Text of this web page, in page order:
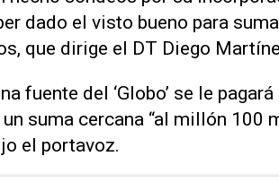
dado el visto bueno para
que dirige el DT Diego
fuente del ‘Globo’ se le
suma cercana “al millón 100
el portavoz.